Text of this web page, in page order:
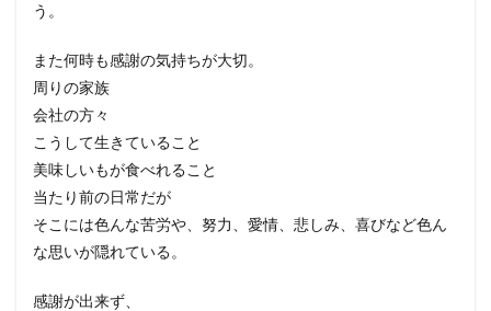
う。
また何時も感謝の気持ちが大切。
周りの家族
会社の方々
こうして生きていること
美味しいもが食べれること
当たり前の日常だが
そこには色んな苦労や、努力、愛情、悲しみ、喜びなど色ん
な思いが隠れている。
感謝が出来ず、